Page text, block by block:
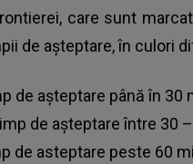
, care sunt
de aşteptare, în culori
de aşteptare până în 30
de aşteptare între 30
de asteptare peste 60